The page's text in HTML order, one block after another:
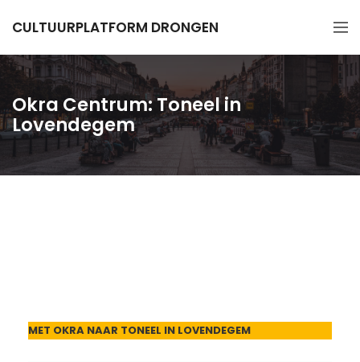
CULTUURPLATFORM DRONGEN
Okra Centrum: Toneel in
Lovendegem
MET OKRA NAAR TONEEL IN LOVENDEGEM